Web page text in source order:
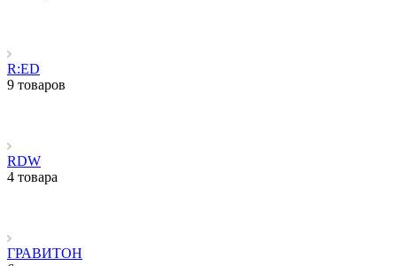
R:ED
9 товаров
RDW
4 товара
ГРАВИТОН